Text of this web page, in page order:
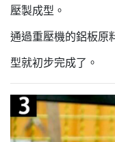
壓製成型。
通過重壓機的鋁板原
型就初步完成了。